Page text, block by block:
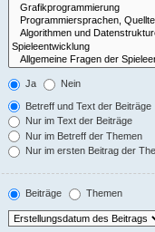
Ja Nein
Betreff und Text der Beiträge
Nur im Text der Beiträge
Nur im Betreff der Themen
Nur im ersten Beitrag der
Beiträge Themen